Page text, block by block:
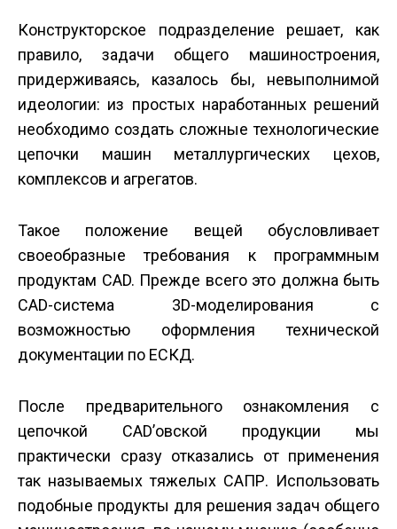
Конструкторское подразделение решает, как
правило, задачи общего машиностроения,
придерживаясь, казалось бы, невыполнимой
идеологии: из простых наработанных решений
необходимо создать сложные технологические
цепочки машин металлургических цехов,
комплексов и агрегатов.
Такое положение вещей обусловливает
своеобразные требования к программным
продуктам CAD. Прежде всего это должна быть
CAD-система 3D-моделирования с
возможностью оформления технической
документации по ЕСКД.
После предварительного ознакомления с
цепочкой CAD’овской продукции мы
практически сразу отказались от применения
так называемых тяжелых САПР. Использовать
подобные продукты для решения задач общего